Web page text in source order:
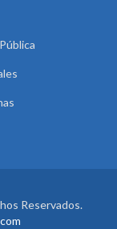
Reservados.